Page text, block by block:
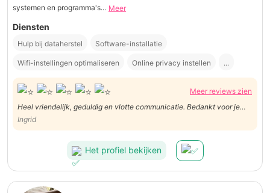
systemen en programma's... Meer
Diensten
Hulp bij dataherstel Software-installatie
Wifi-instellingen optimaliseren Online privacy instellen ...
Meer reviews zien
Heel vriendelijk, geduldig en vlotte communicatie. Bedankt voor je
hulp !
Ingrid
Het profiel bekijken